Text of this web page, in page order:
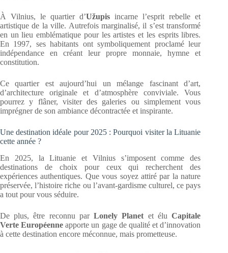
À Vilnius, le quartier d’Užupis incarne l’esprit rebelle et
artistique de la ville. Autrefois marginalisé, il s’est transformé
en un lieu emblématique pour les artistes et les esprits libres.
En 1997, ses habitants ont symboliquement proclamé leur
indépendance en créant leur propre monnaie, hymne et
constitution.
Ce quartier est aujourd’hui un mélange fascinant d’art,
d’architecture originale et d’atmosphère conviviale. Vous
pourrez y flâner, visiter des galeries ou simplement vous
imprégner de son ambiance décontractée et inspirante.
Une destination idéale pour 2025 : Pourquoi visiter la Lituanie
cette année ?
En 2025, la Lituanie et Vilnius s’imposent comme des
destinations de choix pour ceux qui recherchent des
expériences authentiques. Que vous soyez attiré par la nature
préservée, l’histoire riche ou l’avant-gardisme culturel, ce pays
a tout pour vous séduire.
De plus, être reconnu parLonely Planet et éluCapitale
Verte Européenne apporte un gage de qualité et d’innovation
à cette destination encore méconnue, mais prometteuse.